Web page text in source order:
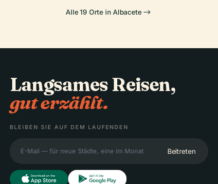
Alle 19 Orte in Albacete
Langsames Reisen,
gut erzählt.
BLEIBEN SIE AUF DEM LAUFENDEN
Beitreten